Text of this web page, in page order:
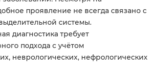
проявление не всегда связано с
системы.
диагностика требует
подхода с учётом
неврологических, нефрологических